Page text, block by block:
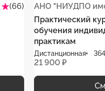
(66)
Практический
обучения
практикам
Дистанционная
21 900 ₽